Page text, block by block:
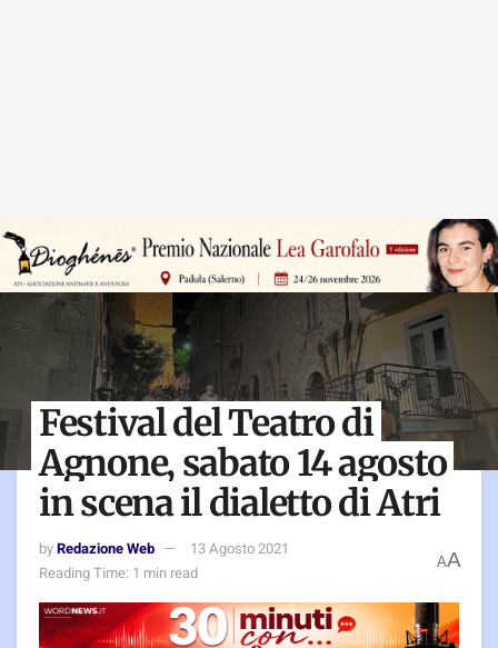
Festival del Teatro di
Agnone, sabato 14 agosto
in scena il dialetto di Atri
byRedazione Web
13 Agosto 2021
Reading Time: 1 min read
AA